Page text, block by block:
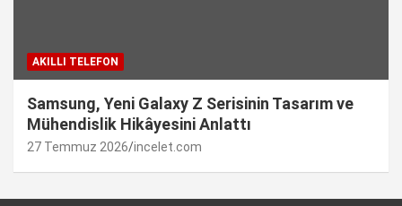
AKILLI TELEFON
Samsung, Yeni Galaxy Z Serisinin Tasarım ve
Mühendislik Hikâyesini Anlattı
27 Temmuz 2026 incelet.com